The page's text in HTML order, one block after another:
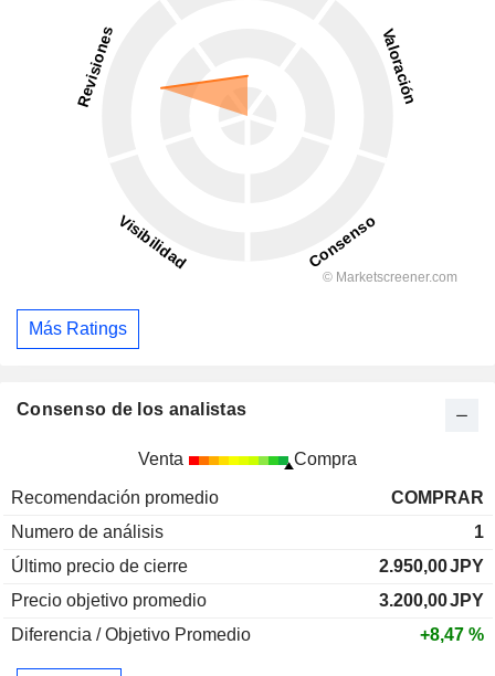
Más Ratings
Consenso de los analistas
Venta Compra
Recomendación promedio
COMPRAR
Numero de análisis
1
Último precio de cierre
2.950,00JPY
Precio objetivo promedio
3.200,00JPY
Diferencia / Objetivo Promedio
+8,47 %